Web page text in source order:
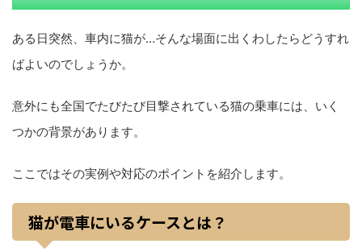
ある日突然、車内に猫が…そんな場面に出くわしたらどうすれ
ばよいのでしょうか。
意外にも全国でたびたび目撃されている猫の乗車には、いく
つかの背景があります。
ここではその実例や対応のポイントを紹介します。
猫が電車にいるケースとは？